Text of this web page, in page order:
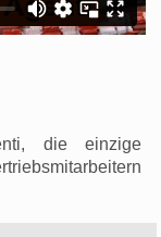
die einzige